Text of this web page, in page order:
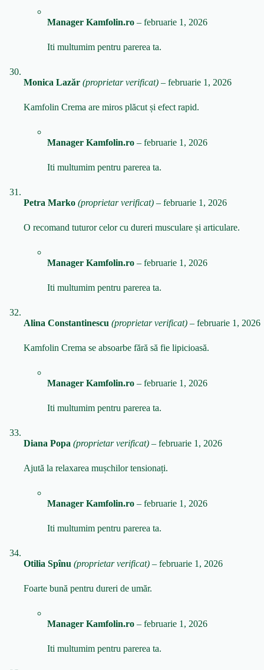
Manager Kamfolin.ro – februarie 1, 2026
Iti multumim pentru parerea ta.
Monica Lazăr (proprietar verificat) – februarie 1, 2026
Kamfolin Crema are miros plăcut și efect rapid.
Manager Kamfolin.ro – februarie 1, 2026
Iti multumim pentru parerea ta.
Petra Marko (proprietar verificat) – februarie 1, 2026
O recomand tuturor celor cu dureri musculare și articulare.
Manager Kamfolin.ro – februarie 1, 2026
Iti multumim pentru parerea ta.
Alina Constantinescu (proprietar verificat) – februarie 1, 2026
Kamfolin Crema se absoarbe fără să fie lipicioasă.
Manager Kamfolin.ro – februarie 1, 2026
Iti multumim pentru parerea ta.
Diana Popa (proprietar verificat) – februarie 1, 2026
Ajută la relaxarea mușchilor tensionați.
Manager Kamfolin.ro – februarie 1, 2026
Iti multumim pentru parerea ta.
Otilia Spînu (proprietar verificat) – februarie 1, 2026
Foarte bună pentru dureri de umăr.
Manager Kamfolin.ro – februarie 1, 2026
Iti multumim pentru parerea ta.